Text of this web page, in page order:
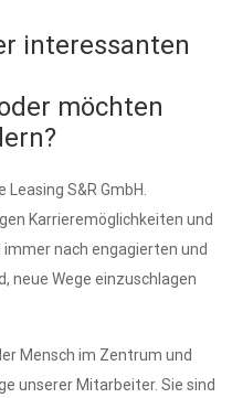
interessanten
möchten
S&R GmbH.
Karrieremöglichkeiten und
nach engagierten und
neue Wege einzuschlagen
Mensch im Zentrum und
unserer Mitarbeiter. Sie sind